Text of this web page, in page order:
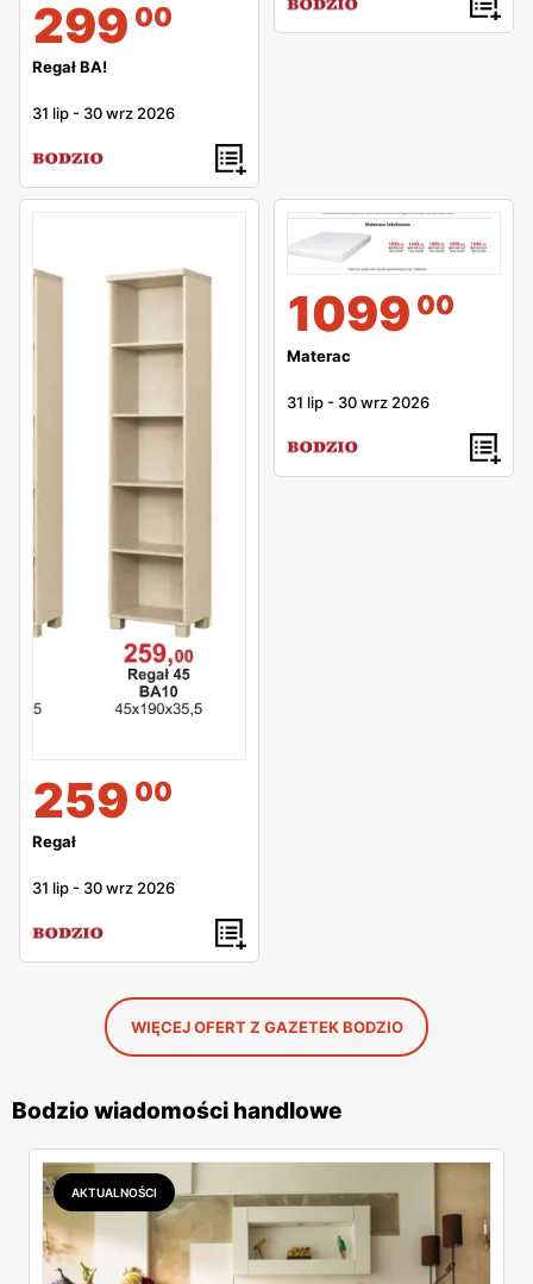
299 00
Regał BA!
31 lip - 30 wrz 2026
259 00
Regał
31 lip - 30 wrz 2026
1099 00
Materac
31 lip - 30 wrz 2026
WIĘCEJ OFERT Z GAZETEK BODZIO
Bodzio wiadomości handlowe
AKTUALNOŚCI